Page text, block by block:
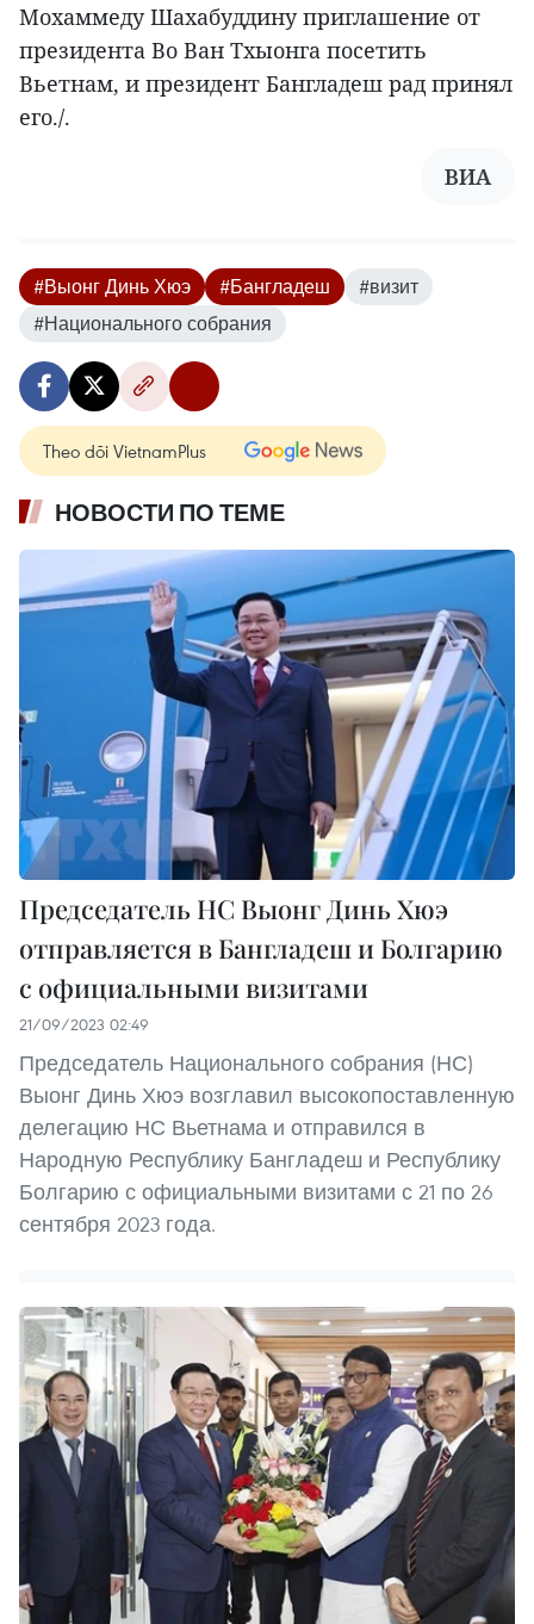
Мохаммеду Шахабуддину приглашение от
президента Во Ван Тхыонга посетить
Вьетнам, и президент Бангладеш рад принял
его./.
ВИА
#Выонг Динь Хюэ #Бангладеш
#визит
#Национального собрания
Theo dõi VietnamPlus
НОВОСТИ ПО ТЕМЕ
Председатель НС Выонг Динь Хюэ
отправляется в Бангладеш и Болгарию
с официальными визитами
21/09/2023 02:49
Председатель Национального собрания (НС)
Выонг Динь Хюэ возглавил высокопоставленную
делегацию НС Вьетнама и отправился в
Народную Республику Бангладеш и Республику
Болгарию с официальными визитами с 21 по 26
сентября 2023 года.